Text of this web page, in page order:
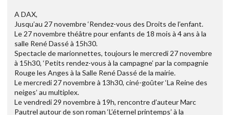
A DAX,
Jusqu’au 27 novembre ‘Rendez-vous des Droits de l’enfant.
Le 27 novembre théâtre pour enfants de 18 mois à 4 ans à la
salle René Dassé à 15h30.
Spectacle de marionnettes, toujours le mercredi 27 novembre
à 15h30, ‘Petits rendez-vous à la campagne’ par la compagnie
Rouge les Anges à la Salle René Dassé de la mairie.
Le mercredi 27 novembre à 13h30, ciné-goûter ‘La Reine des
neiges’ au multiplex.
Le vendredi 29 novembre à 19h, rencontre d’auteur Marc
Pautrel autour de son roman ‘L’éternel printemps’ à la